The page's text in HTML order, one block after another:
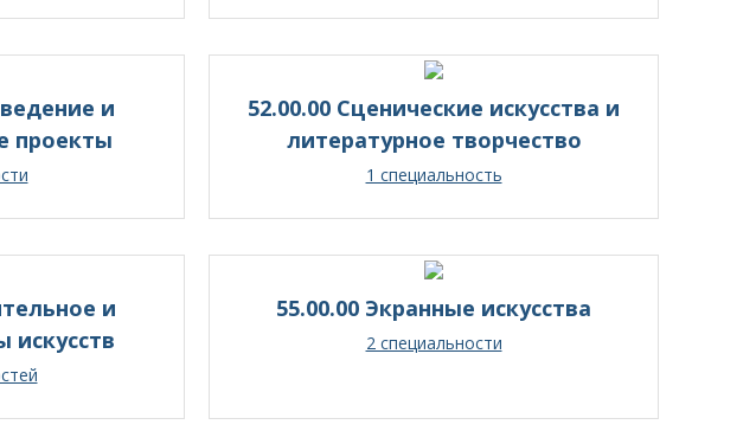
и
проекты
52.00.00 Сценические искусства и
литературное творчество
1 специальность
и
55.00.00 Экранные искусства
2 специальности